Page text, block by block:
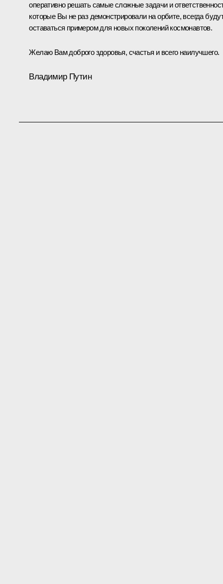
оперативно решать самые сложные задачи и
которые Вы не раз демонстрировали на орбите, всегда
оставаться примером для новых поколений космонавтов.
Желаю Вам доброго здоровья, счастья и всего наилучшего.
Владимир Путин